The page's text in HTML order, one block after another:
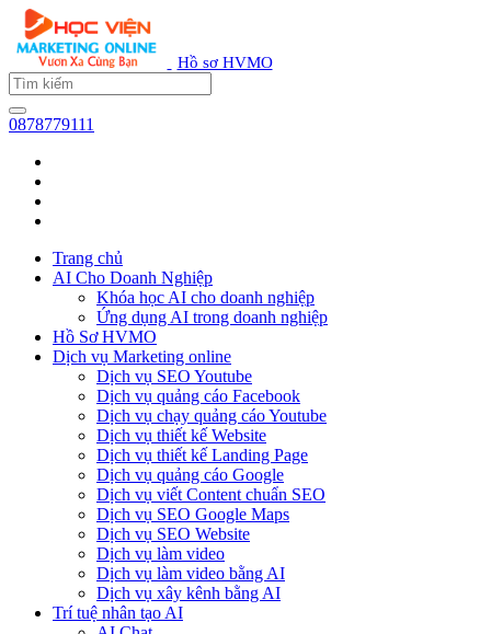
Hồ sơ HVMO
0878779111
Trang chủ
AI Cho Doanh Nghiệp
Khóa học AI cho doanh nghiệp
Ứng dụng AI trong doanh nghiệp
Hồ Sơ HVMO
Dịch vụ Marketing online
Dịch vụ SEO Youtube
Dịch vụ quảng cáo Facebook
Dịch vụ chạy quảng cáo Youtube
Dịch vụ thiết kế Website
Dịch vụ thiết kế Landing Page
Dịch vụ quảng cáo Google
Dịch vụ viết Content chuẩn SEO
Dịch vụ SEO Google Maps
Dịch vụ SEO Website
Dịch vụ làm video
Dịch vụ làm video bằng AI
Dịch vụ xây kênh bằng AI
Trí tuệ nhân tạo AI